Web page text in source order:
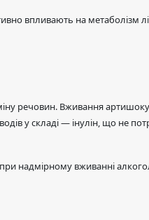
впливають на метаболізм
речовин. Вживання
у складі — інулін, що не
надмірному вживанні